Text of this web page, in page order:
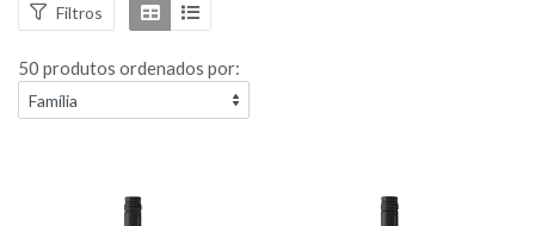
Filtros
50 produtos ordenados por: